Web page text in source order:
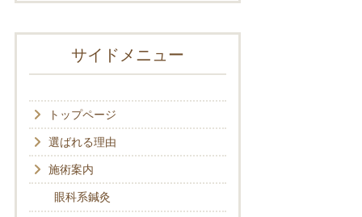
サイドメニュー
トップページ
選ばれる理由
施術案内
眼科系鍼灸